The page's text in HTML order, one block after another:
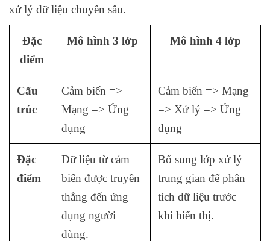
xử lý dữ liệu chuyên sâu.
Đặc
điểm
Mô hình 3 lớp Mô hình 4 lớp
Cấu
trúc
Cảm biến =>
Mạng => Ứng
dụng
Cảm biến => Mạng
=> Xử lý => Ứng
dụng
Đặc
điểm
Dữ liệu từ cảm
biến được truyền
thẳng đến ứng
dụng người
dùng.
Bổ sung lớp xử lý
trung gian để phân
tích dữ liệu trước
khi hiển thị.